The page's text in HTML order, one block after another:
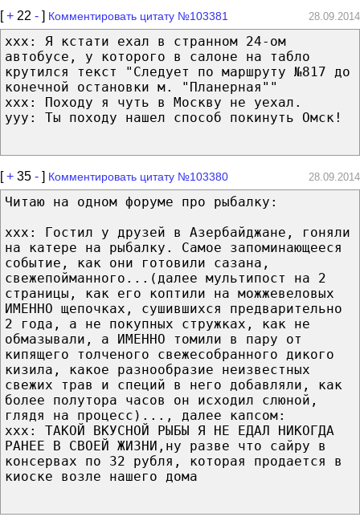
[+ 22 - ] Комментировать цитату №103381 28.09.2014
xxx: Я кстати ехал в странном 24-ом
автобусе, у которого в салоне на табло
крутился текст "Следует по маршруту №817 до
конечной остановки м. "Планерная""
xxx: Походу я чуть в Москву не уехал.
yyy: Ты походу нашел способ покинуть Омск!
[+ 35 - ] Комментировать цитату №103380 28.09.2014
Читаю на одном форуме про рыбалку:
ххх: Гостил у друзей в Азербайджане, гоняли
на катере на рыбалку. Самое запоминающееся
событие, как они готовили сазана,
свежепойманного...(далее мультипост на 2
страницы, как его коптили на можжевеловых
ИМЕННО щепочках, сушившихся предварительно
2 года, а не покупных стружках, как не
обмазывали, а ИМЕННО томили в пару от
кипящего толченого свежесобранного дикого
кизила, какое разнообразие неизвестных
свежих трав и специй в него добавляли, как
более полутора часов он исходил слюной,
глядя на процесс)..., далее капсом:
ххх: ТАКОЙ ВКУСНОЙ РЫБЫ Я НЕ ЕДАЛ НИКОГДА
РАНЕЕ В СВОЕЙ ЖИЗНИ,ну разве что сайру в
консервах по 32 рубля, которая продается в
киоске возле нашего дома